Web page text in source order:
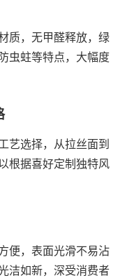
质，无甲醛释放，绿
虫蛀等特点，大幅度
艺选择，从拉丝面到
根据喜好定制独特风
便，表面光滑不易沾
洁如新，深受消费者